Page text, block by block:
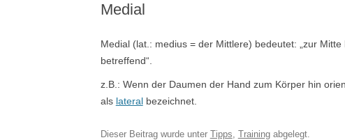
Medial
Medial (lat.: medius = der Mittlere) bedeutet: „zur
betreffend“.
z.B.: Wenn der Daumen der Hand zum Körper hin
als lateralbezeichnet.
Dieser Beitrag wurde unter Tipps, Trainingabgelegt.